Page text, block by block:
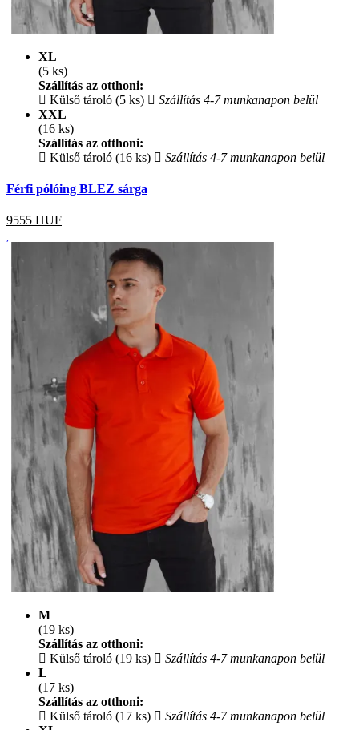
XL
(5 ks)
Szállítás az otthoni:
Külső tároló (5 ks)
Szállítás 4-7 munkanapon belül
XXL
(16 ks)
Szállítás az otthoni:
Külső tároló (16 ks)
Szállítás 4-7 munkanapon belül
Férfi pólóing BLEZ sárga
9555 HUF
M
(19 ks)
Szállítás az otthoni:
Külső tároló (19 ks)
Szállítás 4-7 munkanapon belül
L
(17 ks)
Szállítás az otthoni:
Külső tároló (17 ks)
Szállítás 4-7 munkanapon belül